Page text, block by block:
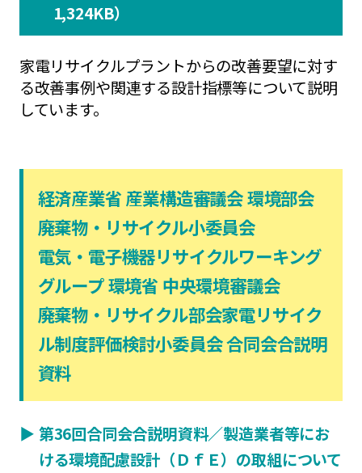
1,324KB）
家電リサイクルプラントからの改善要望に対す
る改善事例や関連する設計指標等について説明
しています。
経済産業省 産業構造審議会 環境部会
廃棄物・リサイクル小委員会
電気・電子機器リサイクルワーキング
グループ 環境省 中央環境審議会
廃棄物・リサイクル部会家電リサイク
ル制度評価検討小委員会 合同会合説明
資料
▶︎ 第36回合同会合説明資料／製造業者等にお
ける環境配慮設計（ＤｆＥ）の取組について